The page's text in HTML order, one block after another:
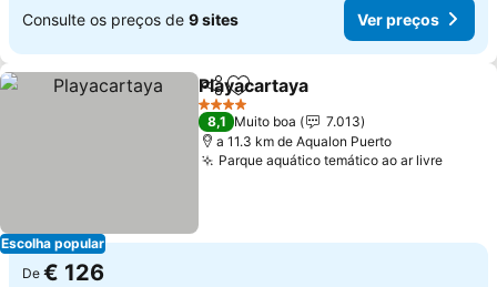
Consulte os preços de 9 sites Ver preços
Escolha popular
PartilharAdicionar aos favoritos
Playacartaya
4 Estrelas
8,1 Muito boa
7.013
a 11.3 km de Aqualon Puerto
Parque aquático temático ao ar livre
De € 126